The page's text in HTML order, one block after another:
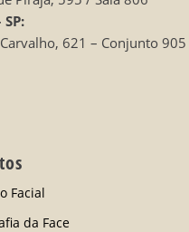
621 – Conjunto 905
Facial
da Face